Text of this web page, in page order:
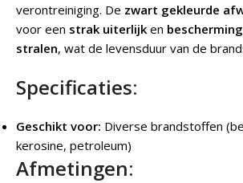
verontreiniging. De zwart gekleurde
voor een strak uiterlijk en
stralen, wat de levensduur van de
Specificaties:
Geschikt voor: Diverse brandstoffen
kerosine, petroleum)
Afmetingen: